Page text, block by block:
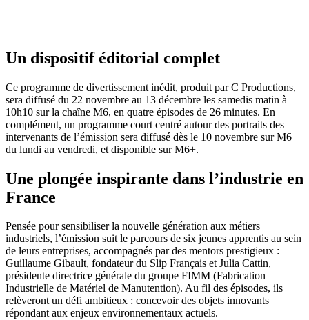
Un dispositif éditorial complet
Ce programme de divertissement inédit, produit par C Productions,
sera diffusé du 22 novembre au 13 décembre les samedis matin à
10h10 sur la chaîne M6, en quatre épisodes de 26 minutes. En
complément, un programme court centré autour des portraits des
intervenants de l’émission sera diffusé dès le 10 novembre sur M6
du lundi au vendredi, et disponible sur M6+.
Une plongée inspirante dans l’industrie en
France
Pensée pour sensibiliser la nouvelle génération aux métiers
industriels, l’émission suit le parcours de six jeunes apprentis au sein
de leurs entreprises, accompagnés par des mentors prestigieux :
Guillaume Gibault, fondateur du Slip Français et Julia Cattin,
présidente directrice générale du groupe FIMM (Fabrication
Industrielle de Matériel de Manutention). Au fil des épisodes, ils
relèveront un défi ambitieux : concevoir des objets innovants
répondant aux enjeux environnementaux actuels.